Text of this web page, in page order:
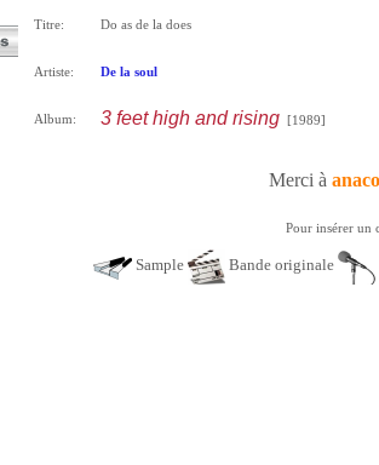
Titre: Do as de la does
Artiste: De la soul
Album: 3 feet high and rising[1989]
Merci à
Pour insérer un
Sample Bande originale